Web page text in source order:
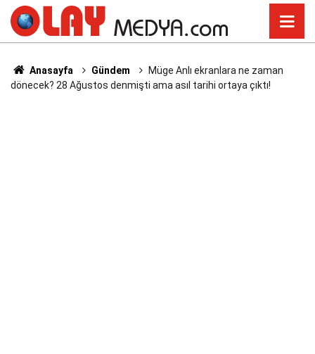
Anasayfa Gündem
Müge Anlı ekranlara ne zaman
dönecek? 28 Ağustos denmişti ama asıl tarihi ortaya çıktı!